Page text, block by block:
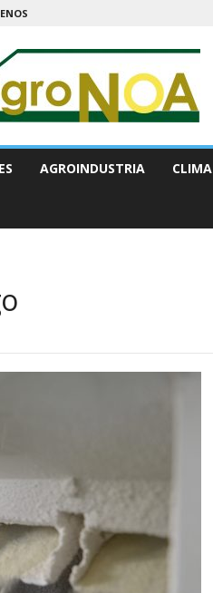
AGROINDUSTRIA CLIMA